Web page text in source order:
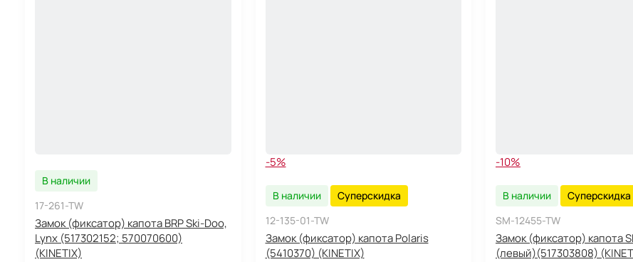
В наличии
17-261-TW
Замок (фиксатор) капота BRP Ski-Doo,
Lynx (517302152; 570070600)
(KINETIX)
-5%
В наличии
Суперскидка
12-135-01-TW
Замок (фиксатор) капота Polaris
(5410370) (KINETIX)
-10%
В наличии
Суперскидка
SM-12455-TW
Замок (фиксатор) капота
(левый)(517303808)